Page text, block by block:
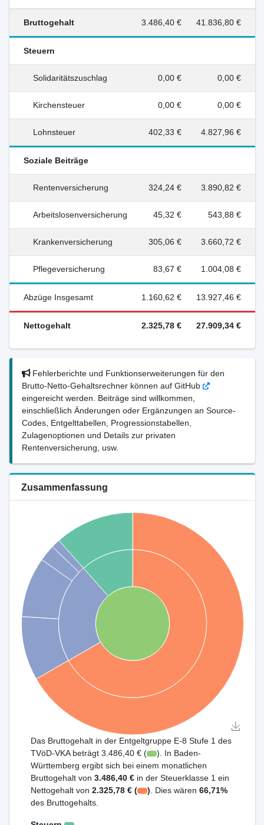
Bruttogehalt 3.486,40 € 41.836,80 €
Steuern
Solidaritätszuschlag 0,00 € 0,00 €
Kirchensteuer 0,00 € 0,00 €
Lohnsteuer 402,33 € 4.827,96 €
Soziale Beiträge
Rentenversicherung 324,24 € 3.890,82 €
Arbeitslosenversicherung 45,32 € 543,88 €
Krankenversicherung 305,06 € 3.660,72 €
Pflegeversicherung 83,67 € 1.004,08 €
Abzüge Insgesamt 1.160,62 € 13.927,46 €
Nettogehalt 2.325,78 € 27.909,34 €
Fehlerberichte und Funktionserweiterungen für den
Brutto-Netto-Gehaltsrechner können auf GitHub
eingereicht werden. Beiträge sind willkommen,
einschließlich Änderungen oder Ergänzungen an Source-
Codes, Entgelttabellen, Progressionstabellen,
Zulagenoptionen und Details zur privaten
Rentenversicherung, usw.
Zusammenfassung
Das Bruttogehalt in der Entgeltgruppe E-8 Stufe 1 des
TVöD-VKA beträgt 3.486,40 € (
). In Baden-
Württemberg ergibt sich bei einem monatlichen
Bruttogehalt von 3.486,40 € in der Steuerklasse 1 ein
Nettogehalt von 2.325,78 € ( ) . Dies wären66,71%
des Bruttogehalts.